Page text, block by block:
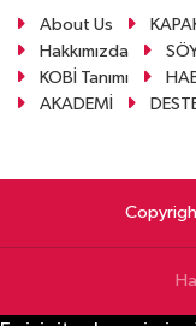
About Us
Hakkımızda
KOBİ Tanımı
AKADEMİ